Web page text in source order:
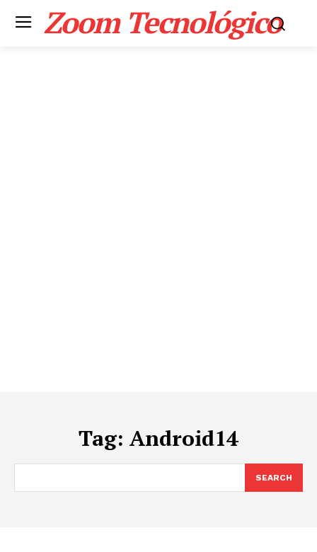
Zoom Tecnológico
Tag: Android14
SEARCH